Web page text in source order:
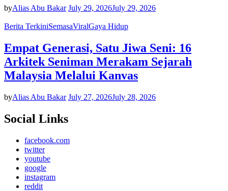
byAlias Abu Bakar July 29, 2026July 29, 2026
Berita TerkiniSemasaViralGaya Hidup
Empat Generasi, Satu Jiwa Seni: 16
Arkitek Seniman Merakam Sejarah
Malaysia Melalui Kanvas
byAlias Abu Bakar July 27, 2026July 28, 2026
Social Links
facebook.com
twitter
youtube
google
instagram
reddit